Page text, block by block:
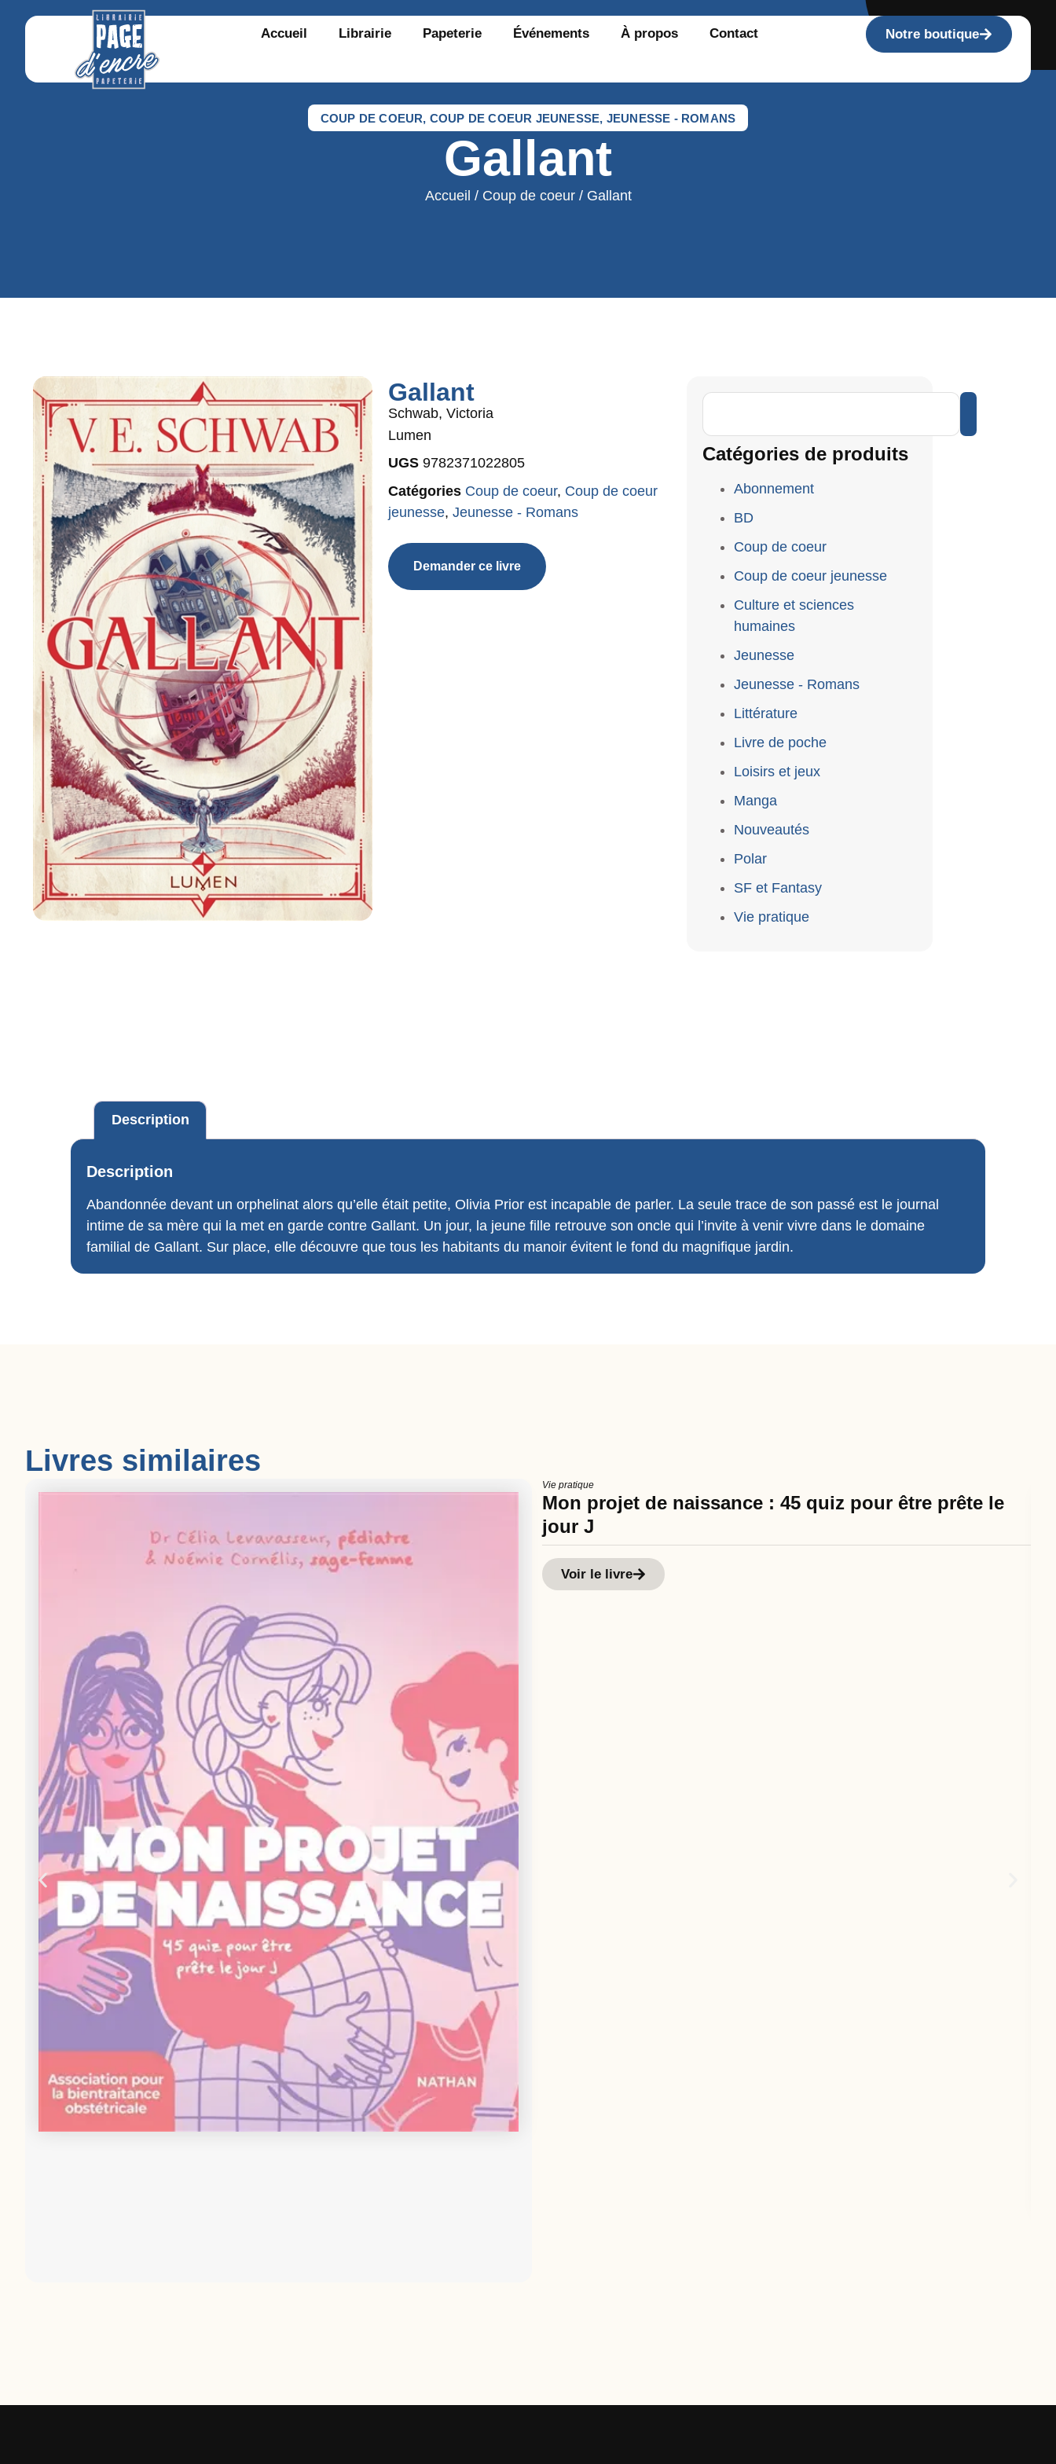
Accueil Librairie Papeterie Événements À propos Contact Notre boutique
COUP DE COEUR, COUP DE COEUR JEUNESSE, JEUNESSE - ROMANS
Gallant
Accueil / Coup de coeur/ Gallant
Gallant
Schwab, Victoria
Lumen
UGS 9782371022805
Catégories Coup de coeur, Coup de coeur
jeunesse, Jeunesse - Romans
Demander ce livre
Catégories de produits
Abonnement
BD
Coup de coeur
Coup de coeur jeunesse
Culture et sciences
humaines
Jeunesse
Jeunesse - Romans
Littérature
Livre de poche
Loisirs et jeux
Manga
Nouveautés
Polar
SF et Fantasy
Vie pratique
Description
Description
Abandonnée devant un orphelinat alors qu’elle était petite, Olivia Prior est incapable de parler. La seule trace de son passé est le journal
intime de sa mère qui la met en garde contre Gallant. Un jour, la jeune fille retrouve son oncle qui l’invite à venir vivre dans le domaine
familial de Gallant. Sur place, elle découvre que tous les habitants du manoir évitent le fond du magnifique jardin.
Livres similaires
Vie pratique
Mon projet de naissance : 45 quiz pour être prête le
jour J
Voir le livre